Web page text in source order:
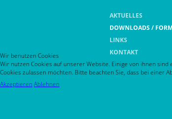
AKTUELLES
DOWNLOADS /
LINKS
KONTAKT
Wir benutzen Cookies
Wir nutzen Cookies auf unserer Website. Einige von ihnen
Cookies zulassen möchten. Bitte beachten Sie, dass bei einer
Akzeptieren Ablehnen